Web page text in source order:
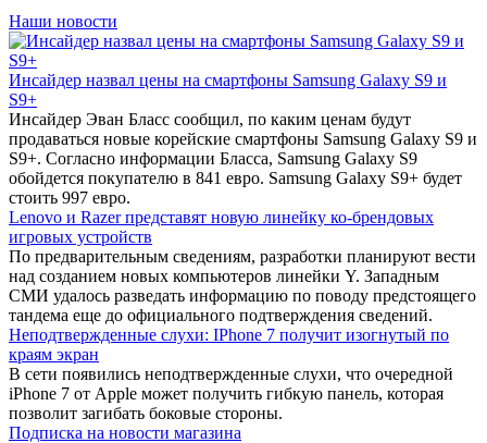
Наши новости
Инсайдер назвал цены на смартфоны Samsung Galaxy S9 и
S9+
Инсайдер Эван Бласс сообщил, по каким ценам будут
продаваться новые корейские смартфоны Samsung Galaxy S9 и
S9+. Согласно информации Бласса, Samsung Galaxy S9
обойдется покупателю в 841 евро. Samsung Galaxy S9+ будет
стоить 997 евро.
Lenovo и Razer представят новую линейку ко-брендовых
игровых устройств
По предварительным сведениям, разработки планируют вести
над созданием новых компьютеров линейки Y. Западным
СМИ удалось разведать информацию по поводу предстоящего
тандема еще до официального подтверждения сведений.
Неподтвержденные слухи: IPhone 7 получит изогнутый по
краям экран
В сети появились неподтвержденные слухи, что очередной
iPhone 7 от Apple может получить гибкую панель, которая
позволит загибать боковые стороны.
Подписка на новости магазина